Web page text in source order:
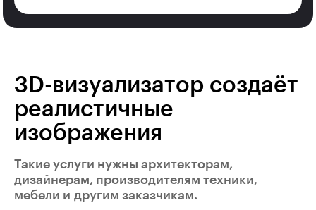
3D-визуализатор создаёт
реалистичные
изображения
Такие услуги нужны архитекторам,
дизайнерам, производителям техники,
мебели и другим заказчикам.